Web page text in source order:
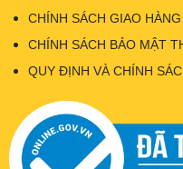
CHÍNH SÁCH GIAO
CHÍNH SÁCH BẢO MẬT
QUY ĐỊNH VÀ CHÍNH